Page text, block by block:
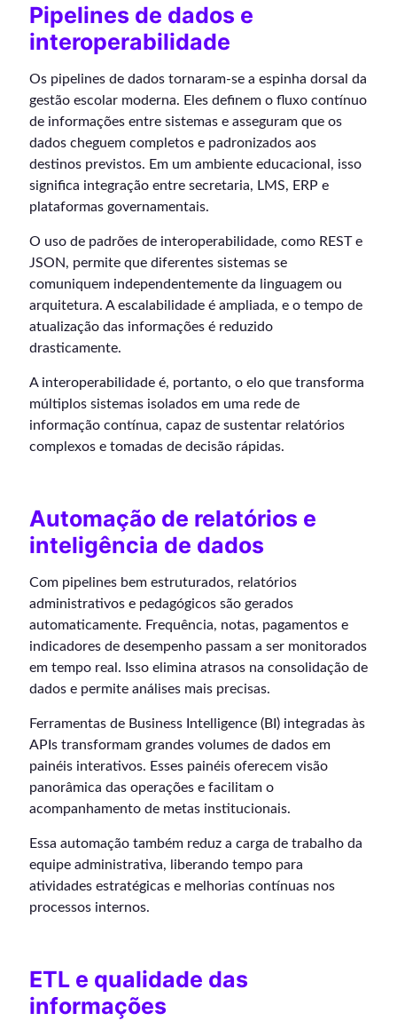
Pipelines de dados e
interoperabilidade
Os pipelines de dados tornaram-se a espinha dorsal da
gestão escolar moderna. Eles definem o fluxo contínuo
de informações entre sistemas e asseguram que os
dados cheguem completos e padronizados aos
destinos previstos. Em um ambiente educacional, isso
significa integração entre secretaria, LMS, ERP e
plataformas governamentais.
O uso de padrões de interoperabilidade, como REST e
JSON, permite que diferentes sistemas se
comuniquem independentemente da linguagem ou
arquitetura. A escalabilidade é ampliada, e o tempo de
atualização das informações é reduzido
drasticamente.
A interoperabilidade é, portanto, o elo que transforma
múltiplos sistemas isolados em uma rede de
informação contínua, capaz de sustentar relatórios
complexos e tomadas de decisão rápidas.
Automação de relatórios e
inteligência de dados
Com pipelines bem estruturados, relatórios
administrativos e pedagógicos são gerados
automaticamente. Frequência, notas, pagamentos e
indicadores de desempenho passam a ser monitorados
em tempo real. Isso elimina atrasos na consolidação de
dados e permite análises mais precisas.
Ferramentas de Business Intelligence (BI) integradas às
APIs transformam grandes volumes de dados em
painéis interativos. Esses painéis oferecem visão
panorâmica das operações e facilitam o
acompanhamento de metas institucionais.
Essa automação também reduz a carga de trabalho da
equipe administrativa, liberando tempo para
atividades estratégicas e melhorias contínuas nos
processos internos.
ETL e qualidade das
informações